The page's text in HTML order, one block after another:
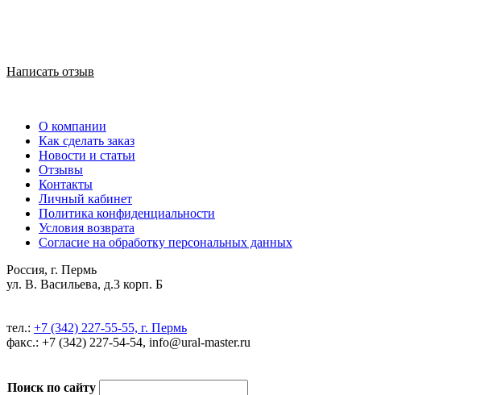
Написать отзыв
О компании
Как сделать заказ
Новости и статьи
Отзывы
Контакты
Личный кабинет
Политика конфиденциальности
Условия возврата
Согласие на обработку персональных данных
Россия, г. Пермь
ул. В. Васильева, д.3 корп. Б
тел.: +7 (342) 227-55-55, г. Пермь
факс.: +7 (342) 227-54-54, info@ural-master.ru
Поиск по сайту